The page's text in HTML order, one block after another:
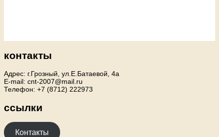
контакты
Адрес: г.Грозный, ул.Е.Батаевой, 4а
E-mail: cnt-2007@mail.ru
Телефон: +7 (8712) 222973
ссылки
Контакты